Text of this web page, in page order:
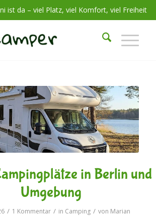
ist da – viel Platz, viel Komfort, viel Freiheit
in Berlin-Lichtenberg – und einfach los
in Berlin und
Umgebung
/ 1 Kommentar / in Camping / von Marian